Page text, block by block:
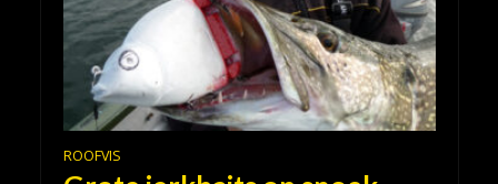
ROOFVIS